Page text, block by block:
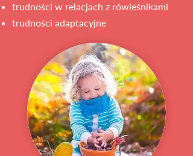
trudności w relacjach z rówieśnikami
trudności adaptacyjne